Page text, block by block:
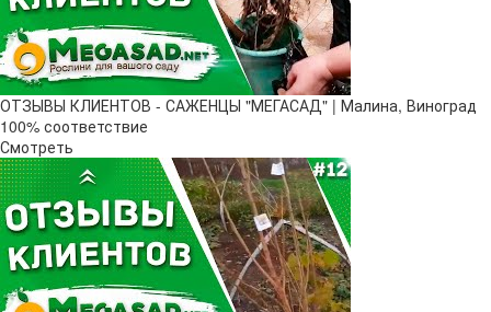
ОТЗЫВЫ КЛИЕНТОВ - САЖЕНЦЫ "МЕГАСАД" | Малина, Виноград
100% соответствие
Смотреть